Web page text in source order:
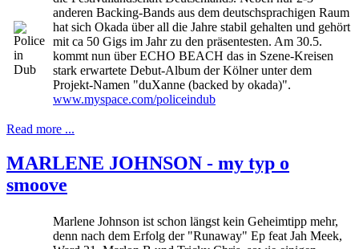
anderen Backing-Bands aus dem deutschsprachigen Raum
hat sich Okada über all die Jahre stabil gehalten und gehört
mit ca 50 Gigs im Jahr zu den präsentesten. Am 30.5.
kommt nun über ECHO BEACH das in Szene-Kreisen
stark erwartete Debut-Album der Kölner unter dem
Projekt-Namen "duXanne (backed by okada)".
www.myspace.com/policeindub
Read more ...
MARLENE JOHNSON - my typ o
smoove
Marlene Johnson ist schon längst kein Geheimtipp mehr,
denn nach dem Erfolg der "Runaway" Ep feat Jah Meek,